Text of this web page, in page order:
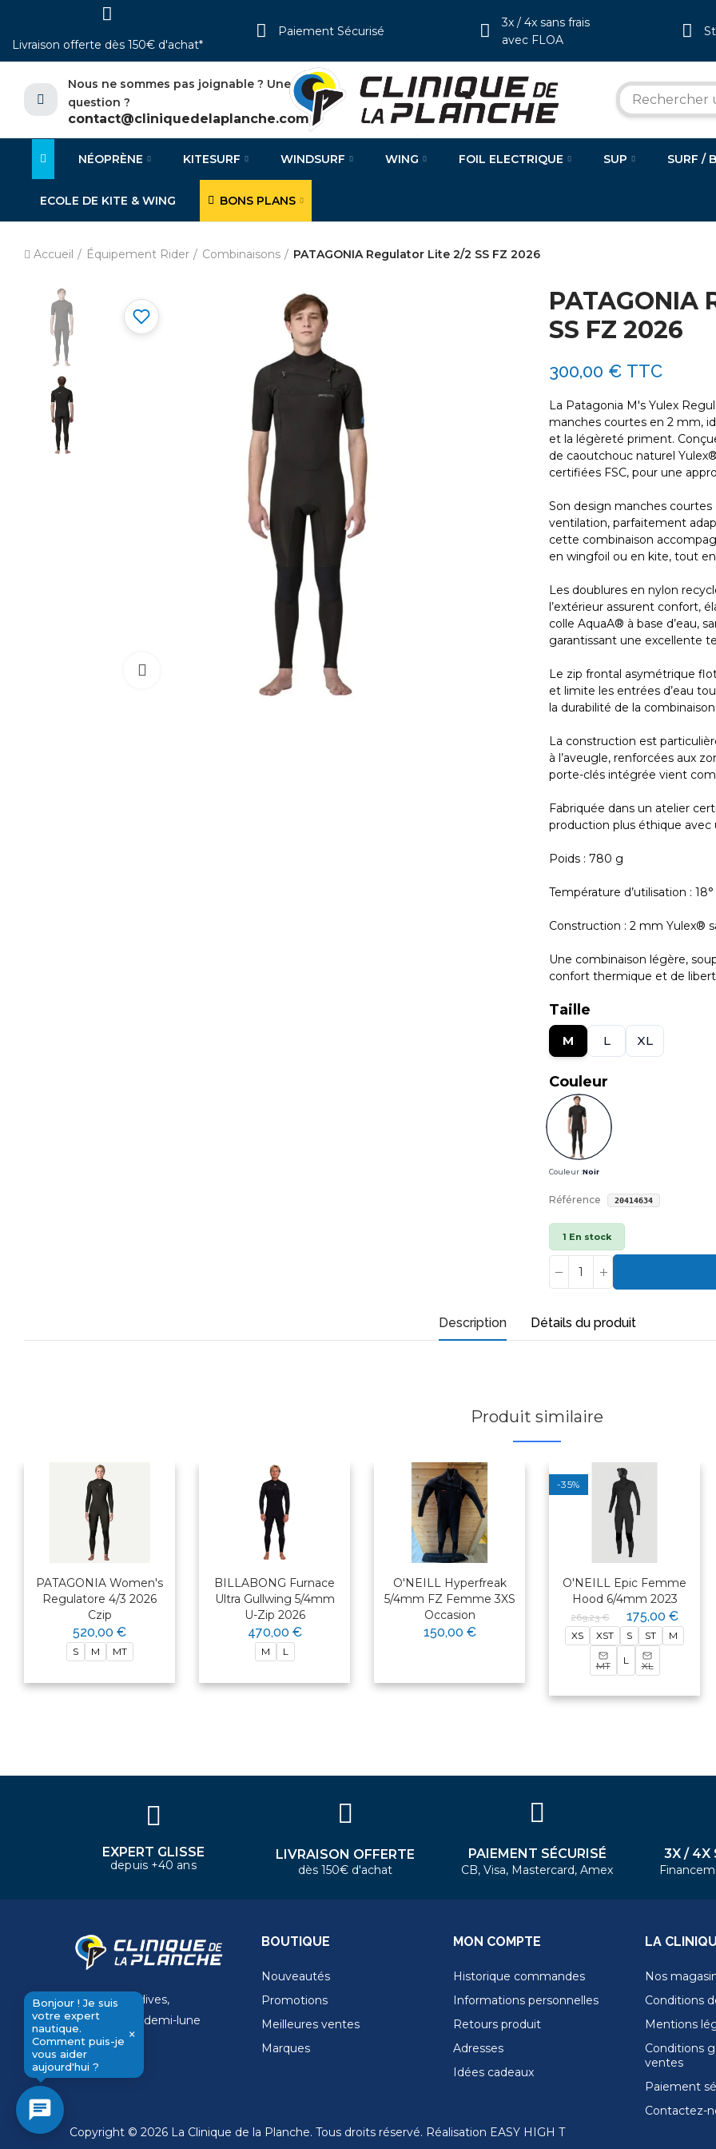
Livraison offerte dès 150€ d'achat*
Paiement Sécurisé
3x / 4x sans frais
avec FLOA
Nous ne sommes pas joignable ? Une
question ?
contact@cliniquedelaplanche.com
NÉOPRÈNE KITESURF WINDSURF WING FOIL ELECTRIQUE SUP SURF /
ECOLE DE KITE & WING BONS PLANS
Accueil Équipement Rider Combinaisons PATAGONIA Regulator Lite 2/2 SS FZ 2026
PATAGONIA
SS FZ 2026
300,00 € TTC
La Patagonia M's Yulex
manches courtes en 2 mm,
et la légèreté priment.
de caoutchouc naturel
certifiées FSC, pour une
Son design manches
ventilation, parfaitement
cette combinaison
en wingfoil ou en kite, tout
Les doublures en nylon
l’extérieur assurent confort,
colle AquaA® à base d’eau,
garantissant une excellente
Le zip frontal asymétrique
et limite les entrées d’eau
la durabilité de la
La construction est
à l’aveugle, renforcées aux
porte-clés intégrée vient
Fabriquée dans un atelier
production plus éthique avec
Poids : 780 g
Température d’utilisation : 18°
Construction : 2 mm Yulex®
Une combinaison légère,
confort thermique et de
Taille
M L XL
Couleur
Couleur :Noir
Référence 20414634
1 En stock
Description Détails du produit
Produit similaire
PATAGONIA Women's
Regulatore 4/3 2026
Czip
520,00 €
S M MT
BILLABONG Furnace
Ultra Gullwing 5/4mm
U-Zip 2026
470,00 €
M L
O'NEILL Hyperfreak
5/4mm FZ Femme 3XS
Occasion
150,00 €
-35%
O'NEILL Epic Femme
Hood 6/4mm 2023
269,23 € 175,00 €
XS XST S ST M
MT L XL
×
aider aujourd'hui ?
send
Bonjour ! Je suis
votre expert
nautique.
Comment puis-je
vous aider
aujourd'hui ?
×
chat
EXPERT GLISSE
depuis +40 ans
LIVRAISON OFFERTE
dès 150€ d'achat
PAIEMENT SÉCURISÉ
CB, Visa, Mastercard, Amex
3X / 4X
11 Rue de la dives,
4 Place de la demi-lune
14000 Caen
BOUTIQUE
Nouveautés
Promotions
Meilleures ventes
Marques
MON COMPTE
Historique commandes
Informations personnelles
Retours produit
Adresses
Idées cadeaux
LA
Nos
Conditions
Mentions
Conditions
ventes
Paiement
Contactez-
Copyright © 2026 La Clinique de la Planche. Tous droits réservé. Réalisation EASY HIGH T